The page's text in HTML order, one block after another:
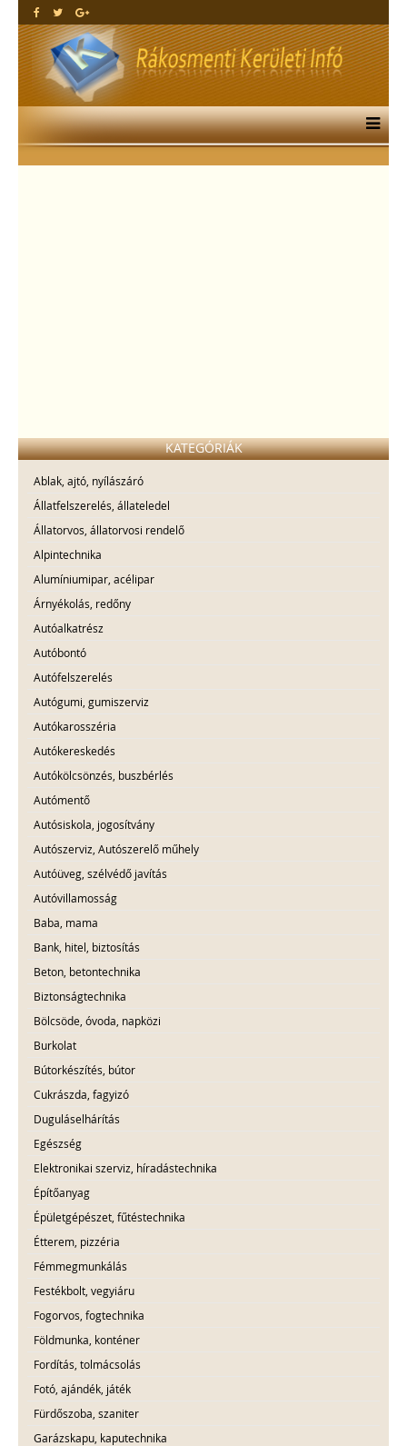
KATEGÓRIÁK
Ablak, ajtó, nyílászáró
Állatfelszerelés, állateledel
Állatorvos, állatorvosi rendelő
Alpintechnika
Alumíniumipar, acélipar
Árnyékolás, redőny
Autóalkatrész
Autóbontó
Autófelszerelés
Autógumi, gumiszerviz
Autókarosszéria
Autókereskedés
Autókölcsönzés, buszbérlés
Autómentő
Autósiskola, jogosítvány
Autószerviz, Autószerelő műhely
Autóüveg, szélvédő javítás
Autóvillamosság
Baba, mama
Bank, hitel, biztosítás
Beton, betontechnika
Biztonságtechnika
Bölcsöde, óvoda, napközi
Burkolat
Bútorkészítés, bútor
Cukrászda, fagyizó
Duguláselhárítás
Egészség
Elektronikai szerviz, híradástechnika
Építőanyag
Épületgépészet, fűtéstechnika
Étterem, pizzéria
Fémmegmunkálás
Festékbolt, vegyiáru
Fogorvos, fogtechnika
Földmunka, konténer
Fordítás, tolmácsolás
Fotó, ajándék, játék
Fürdőszoba, szaniter
Garázskapu, kaputechnika